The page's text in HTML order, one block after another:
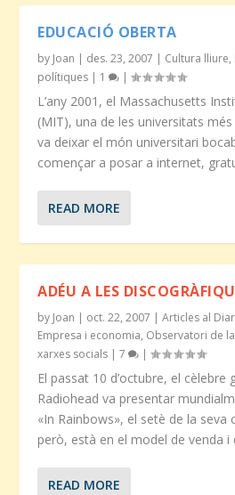
EDUCACIÓ OBERTA
by Joan | des. 23, 2007 | Cultura lliure,
polítiques | 1 |
L’any 2001, el Massachusetts
(MIT), una de les universitats
va deixar el món universitari
començar a posar a internet,
READ MORE
ADÉU A LES
by Joan | oct. 22, 2007 |Articles al
Empresa i economia, Observatori de
xarxes socials |7 |
El passat 10 d’octubre, el
Radiohead va presentar
«In Rainbows», el setè de la seva
però, està en el model de venda i
READ MORE